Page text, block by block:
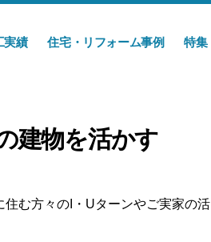
実績 住宅・リフォーム事例 特集
建物を活かす
む方々のI・Uターンやご実家の活